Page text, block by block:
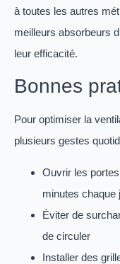
à toutes les autres
meilleurs absorbeurs
leur efficacité.
Bonnes
Pour optimiser la
plusieurs gestes
Ouvrir les
minutes chaque
Éviter de
de circuler
Installer des